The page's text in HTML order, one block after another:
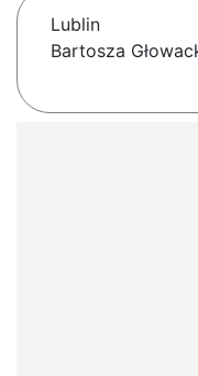
Lublin
Bartosza